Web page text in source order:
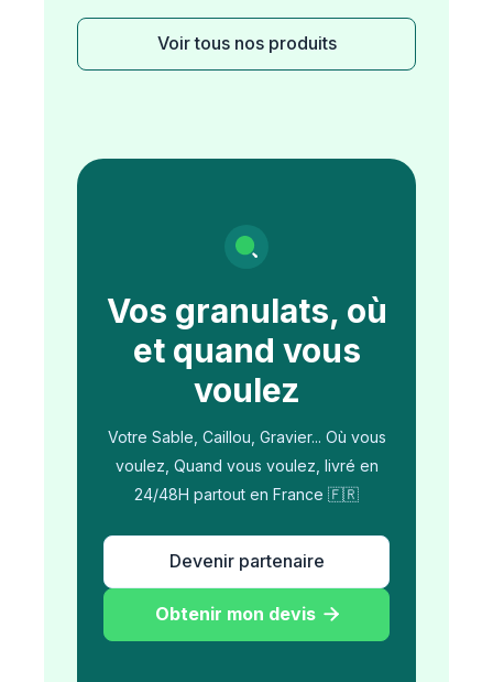
Voir tous nos produits
Vos granulats, où
et quand vous
voulez
Votre Sable, Caillou, Gravier... Où vous
voulez, Quand vous voulez, livré en
24/48H partout en France 🇫🇷
Devenir partenaire
Obtenir mon devis 